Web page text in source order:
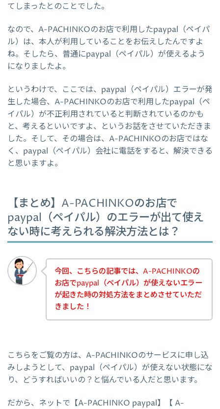
てしまったとのことでした。
なので、A-PACHINKOのお店で利用したpaypal（ペイパ
ル）は、本人が利用していることをお伝えしたんですよ
ね。そしたら、普通にpaypal（ペイパル）が使えるよう
になりましたよ。
というわけで、ここでは、paypal（ペイパル）エラーが発
生した場合、A-PACHINKOのお店で利用したpaypal（ペ
イパル）が不正利用されていると判断されているのかも
と、考えるといいですよ、というお話をさせていただきま
した。そして、その場合は、A-PACHINKOのお店ではな
く、paypal（ペイパル）会社に電話をすると、解決できる
と思いますよ。
【まとめ】A-PACHINKOのお店で
paypal（ペイパル）のエラーが出て使え
ない時に考えられる解決方法とは？
今回、こちらの記事では、A-PACHINKOの
お店でpaypal（ペイパル）が使えないエラー
が起きた時の対処方法をまとめさせていただ
きました！
こちらをご覧の方は、A-PACHINKOのサービスに申し込
みしようとして、paypal（ペイパル）が使えない状態にな
り、どうすればいいの？と悩んでいる人だと思います。
だから、ネットで【A-PACHINKO paypal】【 A-